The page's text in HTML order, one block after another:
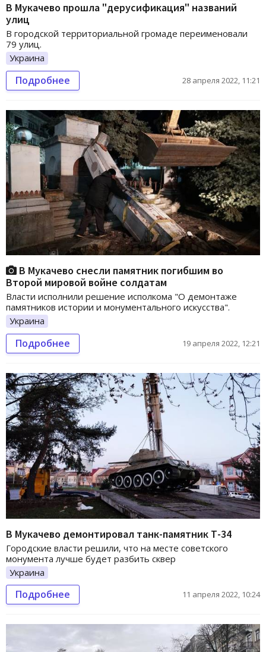
В Мукачево прошла "дерусификация" названий
улиц
В городской территориальной громаде переименовали
79 улиц.
Украина
Подробнее 28 апреля 2022, 11:21
В Мукачево снесли памятник погибшим во
Второй мировой войне солдатам
Власти исполнили решение исполкома "О демонтаже
памятников истории и монументального искусства".
Украина
Подробнее 19 апреля 2022, 12:21
В Мукачево демонтировал танк-памятник Т-34
Городские власти решили, что на месте советского
монумента лучше будет разбить сквер
Украина
Подробнее 11 апреля 2022, 10:24